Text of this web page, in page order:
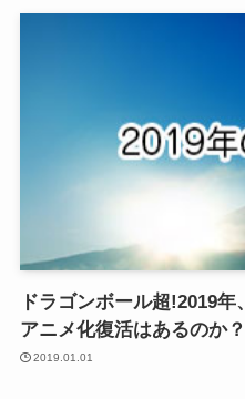
ドラゴンボール超!2019
アニメ化復活はあるのか？
2019.01.01